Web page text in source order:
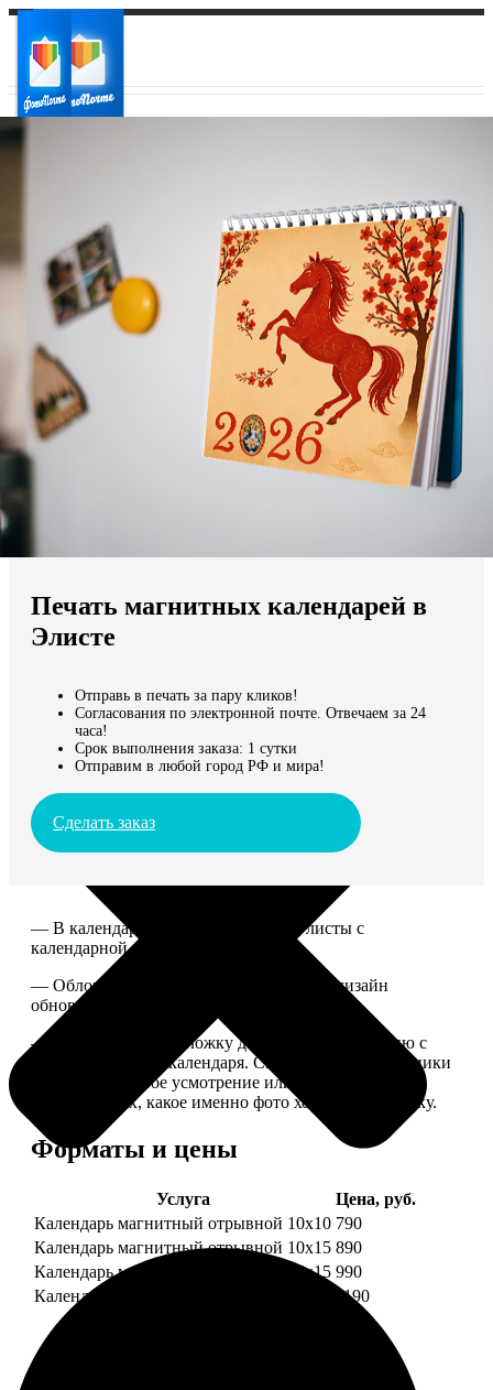
Ваш регион доставки
Выберите из списка:
Мы доставляем по всему миру
Продолжить без города
Печать магнитных календарей в
Элисте
Отправь в печать за пару кликов!
Согласования по электронной почте. Отвечаем за 24
часа!
Срок выполнения заказа: 1 сутки
Отправим в любой город РФ и мира!
Сделать заказ
— В календаре 13 листов: обложка+листы с
календарной сеткой.
— Обложка для календаря стандартная, дизайн
обновляем каждый год.
— В кружочек на обложку добавляем фотографию с
одной из страниц календаря. Снимок наши сотрудники
выбирают на свое усмотрение или пишите в
комментариях, какое именно фото хотите на обложку.
Форматы и цены
Услуга
Цена, руб.
Календарь магнитный отрывной 10x10 790
Календарь магнитный отрывной 10x15 890
Календарь магнитный отрывной 15x15 990
Календарь магнитный отрывной 15x20
1190